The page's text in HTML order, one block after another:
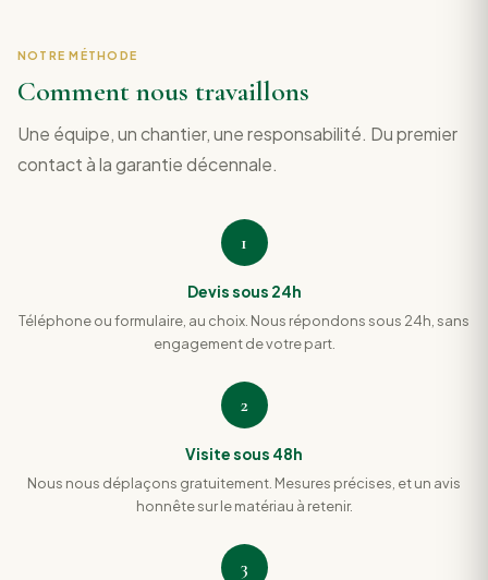
NOTRE MÉTHODE
Comment nous travaillons
Une équipe, un chantier, une responsabilité. Du premier
contact à la garantie décennale.
1
Devis sous 24h
Téléphone ou formulaire, au choix. Nous répondons sous 24h, sans
engagement de votre part.
2
Visite sous 48h
Nous nous déplaçons gratuitement. Mesures précises, et un avis
honnête sur le matériau à retenir.
3